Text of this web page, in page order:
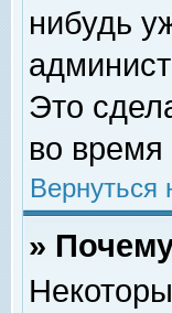
нибудь
Это
во время
Вернуться
»